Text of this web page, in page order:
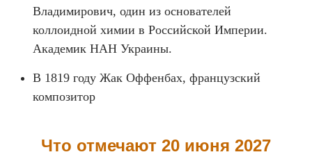
Владимирович, один из основателей
коллоидной химии в Российской Империи.
Академик НАН Украины.
В 1819 году Жак Оффенбах, французский
композитор
Что отмечают 20 июня 2027